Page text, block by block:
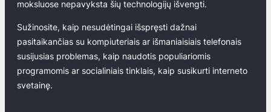
moksluose nepavyksta šių technologijų išvengti.
Sužinosite, kaip nesudėtingai išspręsti dažnai
pasitaikančias su kompiuteriais ar išmaniaisiais telefonais
susijusias problemas, kaip naudotis populiariomis
programomis ar socialiniais tinklais, kaip susikurti interneto
svetainę.